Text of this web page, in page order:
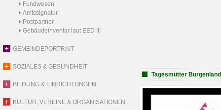
Fundwesen
Amtssignatur
Postpartner
Gebäudeinventar laut EED III
GEMEINDEPORTRAIT
SOZIALES & GESUNDHEIT
BILDUNG & EINRICHTUNGEN
KULTUR, VEREINE & ORGANISATIONEN
Tagesmütter Burgenland